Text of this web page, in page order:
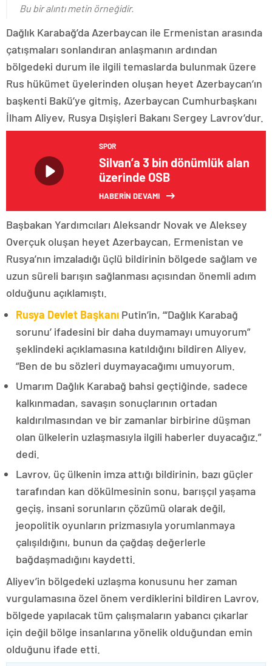
Bu bir alıntı metin örneğidir.
Dağlık Karabağ’da Azerbaycan ile Ermenistan arasında
çatışmaları sonlandıran anlaşmanın ardından
bölgedeki durum ile ilgili temaslarda bulunmak üzere
Rus hükümet üyelerinden oluşan heyet Azerbaycan’ın
başkenti Bakü’ye gitmiş, Azerbaycan Cumhurbaşkanı
İlham Aliyev, Rusya Dışişleri Bakanı Sergey Lavrov’dur.
SPOR
Silvan’a 3 bin dönümlük alan
üzerinde OSB
HABERİN DEVAMI
Başbakan Yardımcıları Aleksandr Novak ve Aleksey
Overçuk oluşan heyet Azerbaycan, Ermenistan ve
Rusya’nın imzaladığı üçlü bildirinin bölgede sağlam ve
uzun süreli barışın sağlanması açısından önemli adım
olduğunu açıklamıştı.
Rusya Devlet Başkanı Putin’in, “‘Dağlık Karabağ
sorunu’ ifadesini bir daha duymamayı umuyorum”
şeklindeki açıklamasına katıldığını bildiren Aliyev,
“Ben de bu sözleri duymayacağımı umuyorum.
Umarım Dağlık Karabağ bahsi geçtiğinde, sadece
kalkınmadan, savaşın sonuçlarının ortadan
kaldırılmasından ve bir zamanlar birbirine düşman
olan ülkelerin uzlaşmasıyla ilgili haberler duyacağız.”
dedi.
Lavrov, üç ülkenin imza attığı bildirinin, bazı güçler
tarafından kan dökülmesinin sonu, barışçıl yaşama
geçiş, insani sorunların çözümü olarak değil,
jeopolitik oyunların prizmasıyla yorumlanmaya
çalışıldığını, bunun da çağdaş değerlerle
bağdaşmadığını kaydetti.
Aliyev’in bölgedeki uzlaşma konusunu her zaman
vurgulamasına özel önem verdiklerini bildiren Lavrov,
bölgede yapılacak tüm çalışmaların yabancı çıkarlar
için değil bölge insanlarına yönelik olduğundan emin
olduğunu ifade etti.